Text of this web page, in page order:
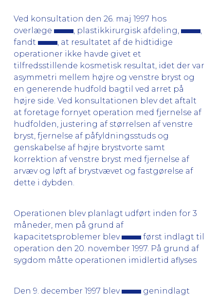
Ved konsultation den 26. maj 1997 hos
overlæge
, plastikkirurgisk afdeling,
fandt
, at resultatet af de hidtidige
operationer ikke havde givet et
tilfredsstillende kosmetisk resultat, idet der var
asymmetri mellem højre og venstre bryst og
en generende hudfold bagtil ved arret på
højre side. Ved konsultationen blev det aftalt
at foretage fornyet operation med fjernelse af
hudfolden, justering af størrelsen af venstre
bryst, fjernelse af påfyldningsstuds og
genskabelse af højre brystvorte samt
korrektion af venstre bryst med fjernelse af
arvæv og løft af brystvævet og fastgørelse af
dette i dybden.
Operationen blev planlagt udført inden for 3
måneder, men på grund af
kapacitetsproblemer blev
først indlagt til
operation den 20. november 1997. På grund af
sygdom måtte operationen imidlertid aflyses
Den 9. december 1997 blev
genindlagt